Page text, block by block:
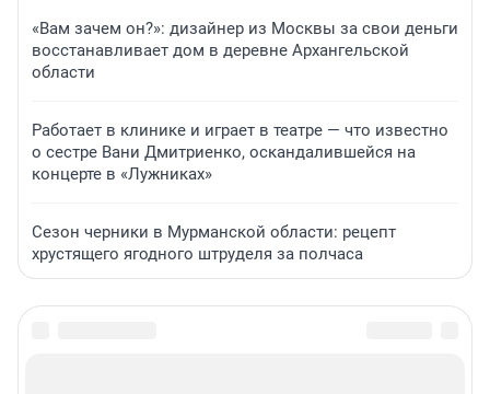
«Вам зачем он?»: дизайнер из Москвы за свои деньги
восстанавливает дом в деревне Архангельской
области
Работает в клинике и играет в театре — что известно
о сестре Вани Дмитриенко, оскандалившейся на
концерте в «Лужниках»
Сезон черники в Мурманской области: рецепт
хрустящего ягодного штруделя за полчаса